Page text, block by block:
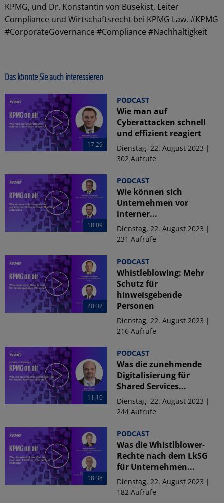
KPMG, und Dr. Konstantin von Busekist, Leiter
Compliance und Wirtschaftsrecht bei KPMG Law. #KPMG
#CorporateGovernance #Compliance #Nachhaltigkeit
Das könnte Sie auch interessieren
17:29
PODCAST
Wie man auf
Cyberattacken schnell
und effizient reagiert
Dienstag, 22. August 2023 |
302 Aufrufe
18:09
PODCAST
Wie können sich
Unternehmen vor
interner...
Dienstag, 22. August 2023 |
231 Aufrufe
20:32
PODCAST
Whistleblowing: Mehr
Schutz für
hinweisgebende
Personen
Dienstag, 22. August 2023 |
216 Aufrufe
11:10
PODCAST
Was die zunehmende
Digitalisierung für
Shared Services...
Dienstag, 22. August 2023 |
244 Aufrufe
18:38
PODCAST
Was die Whistlblower-
Rechte nach dem LkSG
für Unternehmen...
Dienstag, 22. August 2023 |
182 Aufrufe